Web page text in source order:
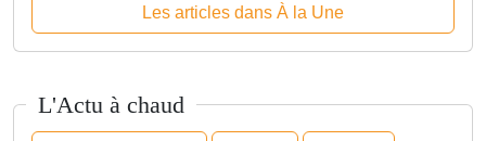
Les articles dans À la Une
L'Actu à chaud